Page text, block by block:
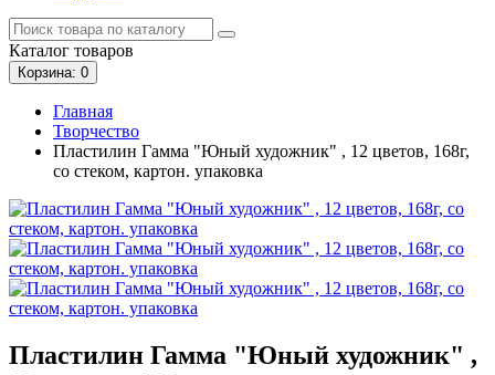
Каталог товаров
Корзина: 0
Главная
Творчество
Пластилин Гамма "Юный художник" , 12 цветов, 168г,
со стеком, картон. упаковка
Пластилин Гамма "Юный художник" ,